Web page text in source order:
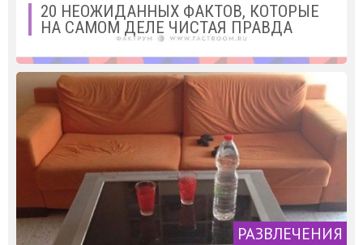
20 НЕОЖИДАННЫХ ФАКТОВ, КОТОРЫЕ
НА САМОМ ДЕЛЕ ЧИСТАЯ ПРАВДА
РАЗВЛЕЧЕНИЯ